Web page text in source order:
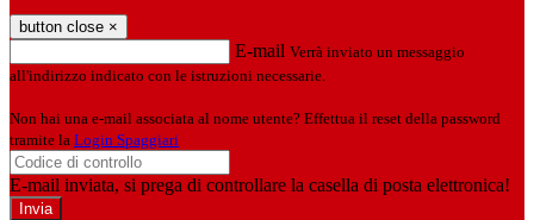
button close ×
E-mail Verrà inviato un messaggio
all'indirizzo indicato con le istruzioni necessarie.
Non hai una e-mail associata al nome utente? Effettua il reset della password
tramite la Login Spaggiari
E-mail inviata, si prega di controllare la casella di posta elettronica!